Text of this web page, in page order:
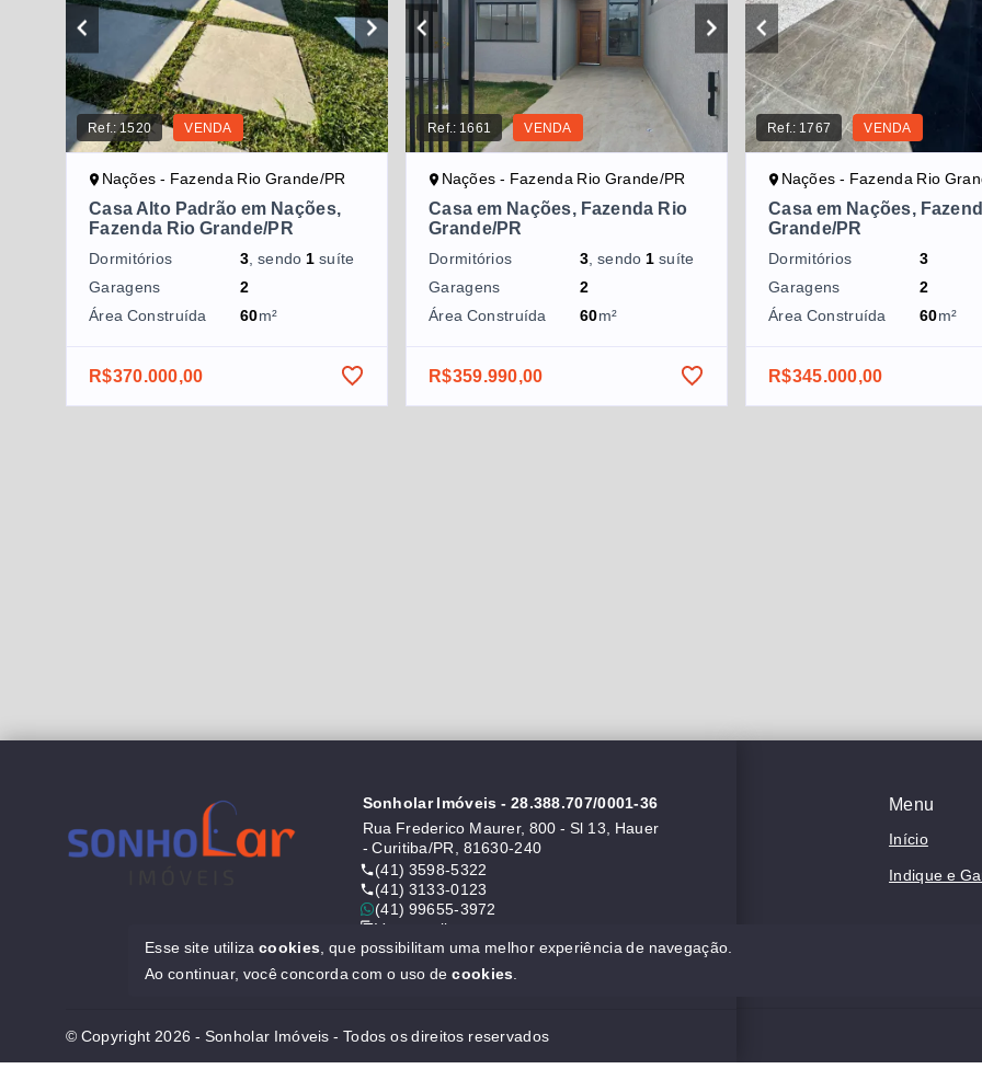
Ref.:1520 VENDA
Nações - Fazenda Rio Grande/PR
Casa Alto Padrão em Nações,
Fazenda Rio Grande/PR
Dormitórios 3, sendo1 suíte
Garagens
2
Área Construída
60m²
R$370.000,00
Ref.: 1661 VENDA
Nações - Fazenda Rio Grande/PR
Casa em Nações, Fazenda Rio
Grande/PR
Dormitórios 3, sendo1 suíte
Garagens
2
Área Construída
60m²
R$359.990,00
Ref.: 1767 VENDA
Nações - Fazenda Rio
Casa em Nações,
Grande/PR
Dormitórios
3
Garagens
2
Área Construída
60m²
R$345.000,00
Menu
Início
Indique e
Sonholar Imóveis - 28.388.707/0001-36
Rua Frederico Maurer, 800 - Sl 13, Hauer
- Curitiba/PR, 81630-240
(41) 3598-5322
(41) 3133-0123
(41) 99655-3972
Ver e-mail
CRECI J6646
© Copyright 2026 - Sonholar Imóveis - Todos os direitos reservados
Esse site utilizacookies , que possibilitam uma melhor experiência de navegação.
Ao continuar, você concorda com o uso decookies